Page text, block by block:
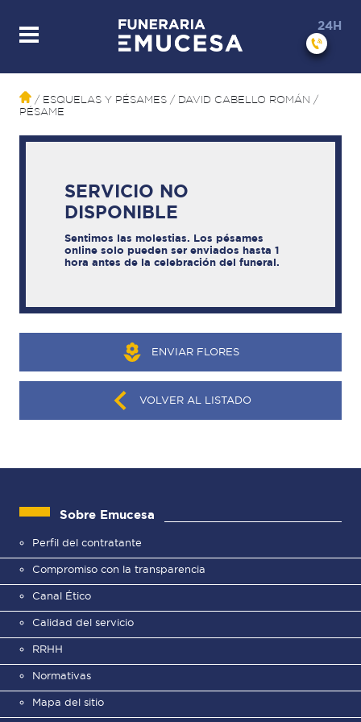
24H
/ ESQUELAS Y PÉSAMES / DAVID CABELLO ROMÁN /
PÉSAME
SERVICIO NO
DISPONIBLE
Sentimos las molestias. Los pésames
online solo pueden ser enviados hasta 1
hora antes de la celebración del funeral.
ENVIAR FLORES
VOLVER AL LISTADO
Sobre Emucesa
Perfil del contratante
Compromiso con la transparencia
Canal Ético
Calidad del servicio
RRHH
Normativas
Mapa del sitio